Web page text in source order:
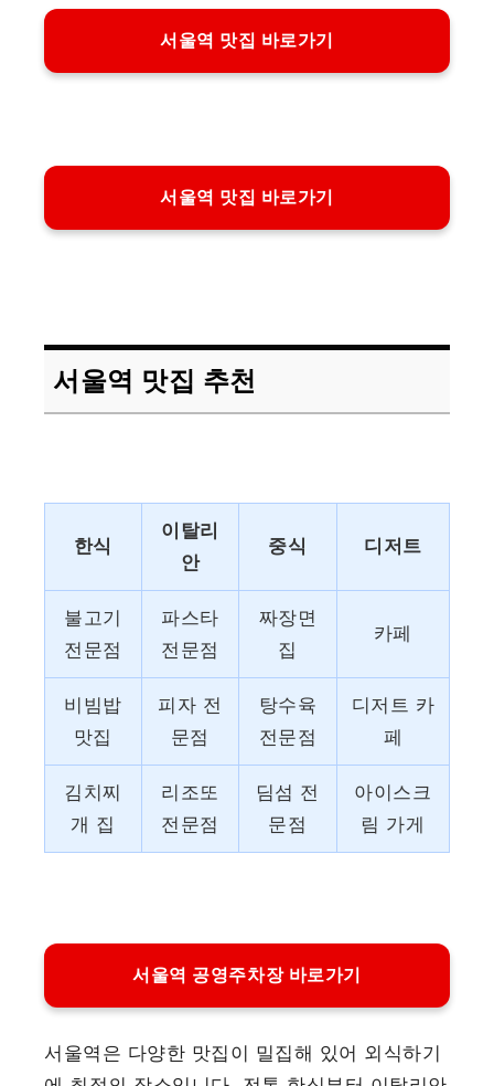
서울역 맛집 바로가기
서울역 맛집 바로가기
서울역 맛집 추천
한식
이탈리
안
중식 디저트
불고기
전문점
파스타
전문점
짜장면
집
카페
비빔밥
맛집
피자 전
문점
탕수육
전문점
디저트 카
페
김치찌
개 집
리조또
전문점
딤섬 전
문점
아이스크
림 가게
서울역 공영주차장 바로가기
서울역은 다양한 맛집이 밀집해 있어 외식하기